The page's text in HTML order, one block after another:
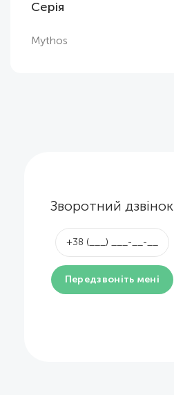
Серія
Mythos
Зворотний дзвінок